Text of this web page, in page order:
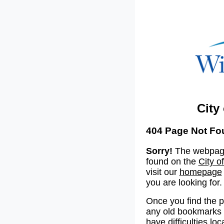
City
404 Page Not
Sorry! The
found on the City
visit our homepage
you are looking for.
Once you find the
any old
have difficulties